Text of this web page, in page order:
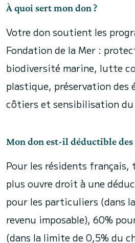
À quoi sert mon don ?
Votre don soutient les
Fondation de la Mer :
biodiversité marine, lutte
plastique, préservation des
côtiers et sensibilisation
Mon don est-il déductible des
Pour les résidents
plus ouvre droit à une
pour les particuliers (dans
revenu imposable), 60%
(dans la limite de 0,5% du